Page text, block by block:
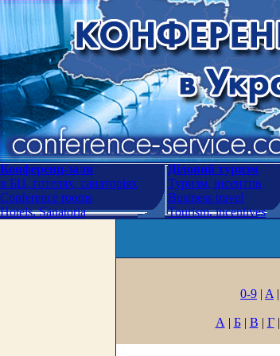
Конференц-зали
в БЦ, готелях, санаторіях
Conference rooms
Hotels. Sanatoria
Діловий туризм
Туризм, інсентив
Business travel
Tourism, incentives
0-9 | A |
А | Б| В | Г|